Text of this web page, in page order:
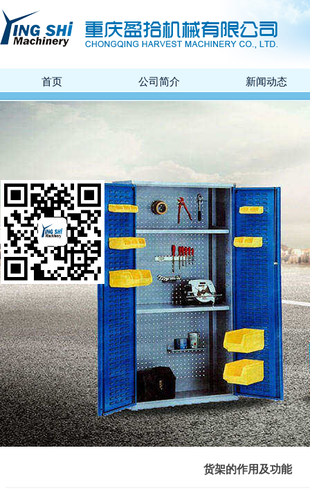
首页 公司简介 新闻动态
货架的作用及功能